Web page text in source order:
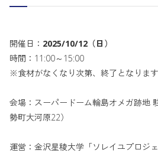
開催日： 2025/10/12（日）
時間：11:00～15:00
※食材がなくなり次第、終了となります
会場：スーパードーム輪島オメガ跡地
勢町大河原22）
運営：金沢星稜大学「ソレイユプロジ